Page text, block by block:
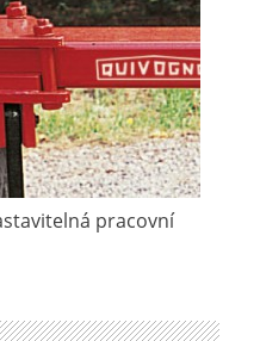
pracovní